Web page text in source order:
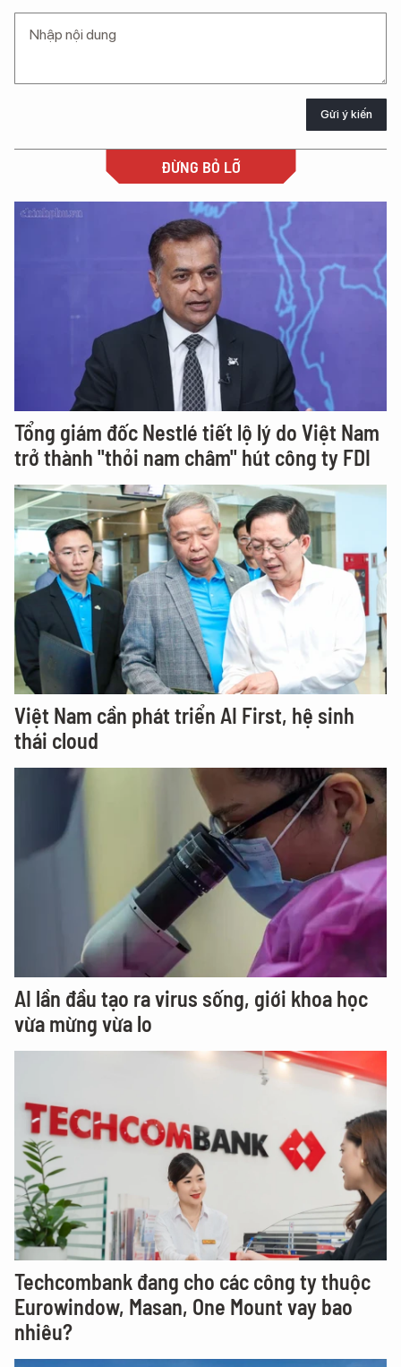
Gửi ý kiến
ĐỪNG BỎ LỠ
Tổng giám đốc Nestlé tiết lộ lý do Việt Nam
trở thành "thỏi nam châm" hút công ty FDI
Việt Nam cần phát triển AI First, hệ sinh
thái cloud
AI lần đầu tạo ra virus sống, giới khoa học
vừa mừng vừa lo
Techcombank đang cho các công ty thuộc
Eurowindow, Masan, One Mount vay bao
nhiêu?